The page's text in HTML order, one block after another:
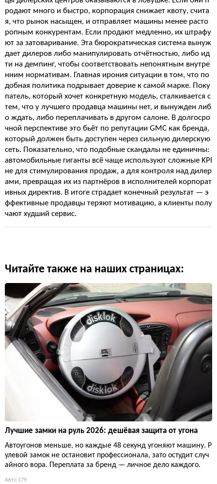
родают много и быстро, корпорация снижает квоту, счита
я, что рынок насыщен, и отправляет машины менее расто
ропным конкурентам. Если продают медленно, их штрафу
ют за затоваривание. Эта бюрократическая система вынуж
дает дилеров либо манипулировать отчётностью, либо ид
ти на демпинг, чтобы соответствовать непонятным внутре
нним нормативам. Главная ирония ситуации в том, что по
добная политика подрывает доверие к самой марке. Поку
патель, который хочет конкретную модель, сталкивается с
тем, что у лучшего продавца машины нет, и вынужден либ
о ждать, либо переплачивать в другом салоне. В долгосро
чной перспективе это бьёт по репутации GMC как бренда,
который должен быть доступен через сильную дилерскую
сеть. Показательно, что подобные скандалы не единичны:
автомобильные гиганты всё чаще используют сложные KPI
не для стимулирования продаж, а для контроля над дилер
ами, превращая их из партнёров в исполнителей корпорат
ивных директив. В итоге страдает конечный результат — э
ффективные продавцы теряют мотивацию, а клиенты полу
чают худший сервис.
Читайте также на наших страницах:
Лучшие замки на руль 2026: дешёвая защита от угона
Автоугонов меньше, но каждые 48 секунд угоняют машину. Р
улевой замок не остановит профессионала, зато остудит случ
айного вора. Переплата за бренд — личное дело каждого.
Авто 179